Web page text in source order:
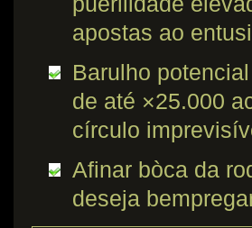
apostas ao
Barulho
de até ×25.000
círculo
Afinar bòca da
deseja